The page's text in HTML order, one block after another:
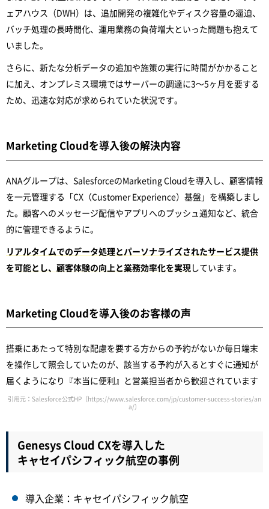
ェアハウス（DWH）は、追加開発の複雑化やディスク容量の逼迫、
バッチ処理の長時間化、運用業務の負荷増大といった問題も抱えて
いました。
さらに、新たな分析データの追加や施策の実行に時間がかかること
に加え、オンプレミス環境ではサーバーの調達に3～5ヶ月を要する
ため、迅速な対応が求められていた状況です。
Marketing Cloudを導入後の解決内容
ANAグループは、SalesforceのMarketing Cloudを導入し、顧客情報
を一元管理する「CX（Customer Experience）基盤」を構築しまし
た。顧客へのメッセージ配信やアプリへのプッシュ通知など、統合
的に管理できるように。
リアルタイムでのデータ処理とパーソナライズされたサービス提供
を可能とし、顧客体験の向上と業務効率化を実現しています。
Marketing Cloudを導入後のお客様の声
搭乗にあたって特別な配慮を要する方からの予約がないか毎日端末
を操作して照会していたのが、該当する予約が入るとすぐに通知が
届くようになり『本当に便利』と営業担当者から歓迎されています
引用元：Salesforce公式HP （https://www.salesforce.com/jp/customer-success-stories/an
a/）
Genesys Cloud CXを導入した
キャセイパシフィック航空の事例
導入企業：キャセイパシフィック航空